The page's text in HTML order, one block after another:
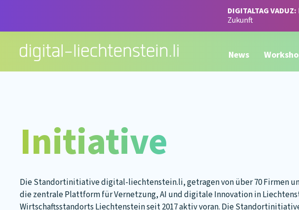
springen
DIGITALTAG VADUZ:
Zukunft
News
Initiative
Die Standortinitiative digital-liechtenstein.li, getragen von über 70 Firmen
die zentrale Plattform für Vernetzung, AI und digitale Innovation in
Wirtschaftsstandorts Liechtenstein seit 2017 aktiv voran. Die